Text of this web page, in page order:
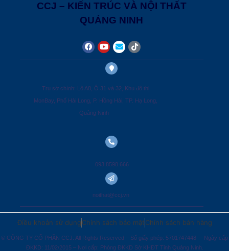
CCJ – KIẾN TRÚC VÀ NỘI THẤT
QUẢNG NINH
Trụ sở chính: Lô A8, Ô 31 và 32, Khu đô thị
MonBay, Phố Hải Long, P. Hồng Hải, TP. Hạ Long,
Quảng Ninh
093.8598.666
noithat@ccj.vn
Điều khoản sử dụngChính sách bảo mậtChính sách bán hàng
© CÔNG TY CỔ PHẦN CCJ. All Rights Reserved – Số giấy phép: 5701747448 – Ngày cấp
ĐKKD: 11/02/2015 – Nơi cấp: Phòng ĐKKD Sở KHĐT Tỉnh Quảng Ninh.